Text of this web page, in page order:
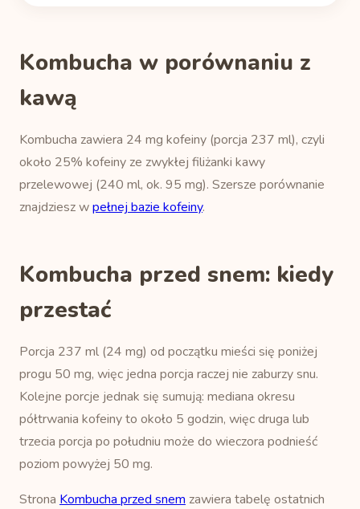
Kombucha w porównaniu z
kawą
Kombucha zawiera 24 mg kofeiny (porcja 237 ml), czyli
około 25% kofeiny ze zwykłej filiżanki kawy
przelewowej (240 ml, ok. 95 mg). Szersze porównanie
znajdziesz wpełnej bazie kofeiny.
Kombucha przed snem: kiedy
przestać
Porcja 237 ml (24 mg) od początku mieści się poniżej
progu 50 mg, więc jedna porcja raczej nie zaburzy snu.
Kolejne porcje jednak się sumują: mediana okresu
półtrwania kofeiny to około 5 godzin, więc druga lub
trzecia porcja po południu może do wieczora podnieść
poziom powyżej 50 mg.
Strona Kombucha przed snem zawiera tabelę ostatnich